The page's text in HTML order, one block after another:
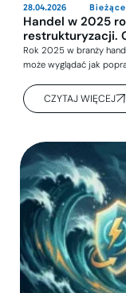
28.04.2026
Handel w 2025
restrukturyzacji.
Rok 2025 w branży
może wyglądać jak
CZYTAJ WIĘCEJ